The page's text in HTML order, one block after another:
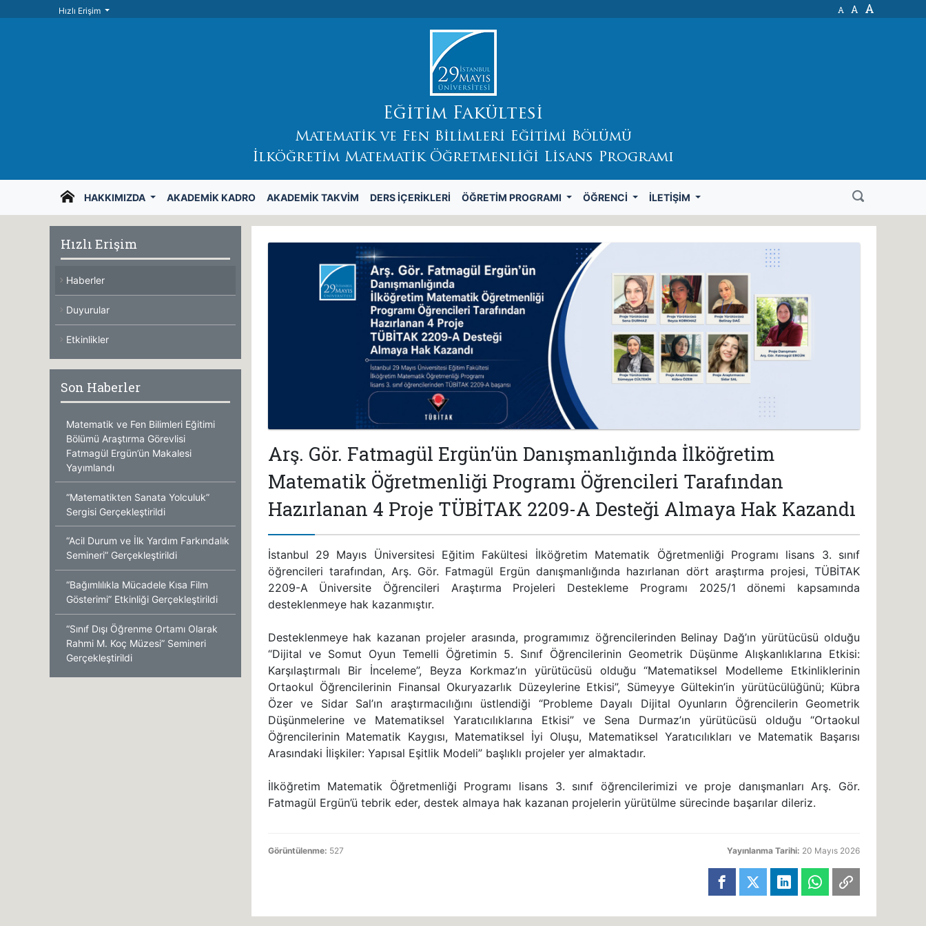
Hızlı Erişim A A A
Eğitim Fakültesi
Matematik ve Fen Bilimleri Eğitimi Bölümü
İlköğretim Matematik Öğretmenliği Lisans Programı
HAKKIMIZDA AKADEMIK KADRO AKADEMIK TAKVIM DERS İÇERIKLERI ÖĞRETIM PROGRAMI ÖĞRENCI İLETIŞIM
Hızlı Erişim
Haberler
Duyurular
Etkinlikler
Son Haberler
Matematik ve Fen Bilimleri Eğitimi
Bölümü Araştırma Görevlisi
Fatmagül Ergün’ün Makalesi
Yayımlandı
“Matematikten Sanata Yolculuk”
Sergisi Gerçekleştirildi
“Acil Durum ve İlk Yardım Farkındalık
Semineri” Gerçekleştirildi
“Bağımlılıkla Mücadele Kısa Film
Gösterimi” Etkinliği Gerçekleştirildi
“Sınıf Dışı Öğrenme Ortamı Olarak
Rahmi M. Koç Müzesi” Semineri
Gerçekleştirildi
Arş. Gör. Fatmagül Ergün’ün Danışmanlığında İlköğretim
Matematik Öğretmenliği Programı Öğrencileri Tarafından
Hazırlanan 4 Proje TÜBİTAK 2209-A Desteği Almaya Hak Kazandı
İstanbul 29 Mayıs Üniversitesi Eğitim Fakültesi İlköğretim Matematik Öğretmenliği Programı lisans 3. sınıf
öğrencileri tarafından, Arş. Gör. Fatmagül Ergün danışmanlığında hazırlanan dört araştırma projesi, TÜBİTAK
2209-A Üniversite Öğrencileri Araştırma Projeleri Destekleme Programı 2025/1 dönemi kapsamında
desteklenmeye hak kazanmıştır.
Desteklenmeye hak kazanan projeler arasında, programımız öğrencilerinden Belinay Dağ’ın yürütücüsü olduğu
“Dijital ve Somut Oyun Temelli Öğretimin 5. Sınıf Öğrencilerinin Geometrik Düşünme Alışkanlıklarına Etkisi:
Karşılaştırmalı Bir İnceleme”, Beyza Korkmaz’ın yürütücüsü olduğu “Matematiksel Modelleme Etkinliklerinin
Ortaokul Öğrencilerinin Finansal Okuryazarlık Düzeylerine Etkisi”, Sümeyye Gültekin’in yürütücülüğünü; Kübra
Özer ve Sidar Sal’ın araştırmacılığını üstlendiği “Probleme Dayalı Dijital Oyunların Öğrencilerin Geometrik
Düşünmelerine ve Matematiksel Yaratıcılıklarına Etkisi” ve Sena Durmaz’ın yürütücüsü olduğu “Ortaokul
Öğrencilerinin Matematik Kaygısı, Matematiksel İyi Oluşu, Matematiksel Yaratıcılıkları ve Matematik Başarısı
Arasındaki İlişkiler: Yapısal Eşitlik Modeli” başlıklı projeler yer almaktadır.
İlköğretim Matematik Öğretmenliği Programı lisans 3. sınıf öğrencilerimizi ve proje danışmanları Arş. Gör.
Fatmagül Ergün’ü tebrik eder, destek almaya hak kazanan projelerin yürütülme sürecinde başarılar dileriz.
Görüntülenme: 527 Yayınlanma Tarihi: 20 Mayıs 2026